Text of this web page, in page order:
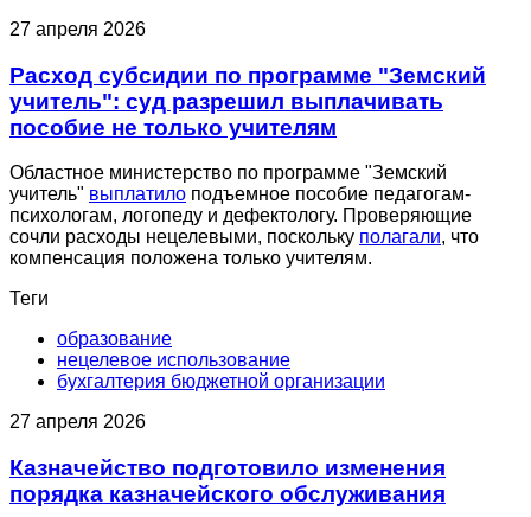
27 апреля 2026
Расход субсидии по программе "Земский
учитель": суд разрешил выплачивать
пособие не только учителям
Областное министерство по программе "Земский
учитель" выплатило подъемное пособие педагогам-
психологам, логопеду и дефектологу. Проверяющие
сочли расходы нецелевыми, поскольку полагали, что
компенсация положена только учителям.
Теги
образование
нецелевое использование
бухгалтерия бюджетной организации
27 апреля 2026
Казначейство подготовило изменения
порядка казначейского обслуживания